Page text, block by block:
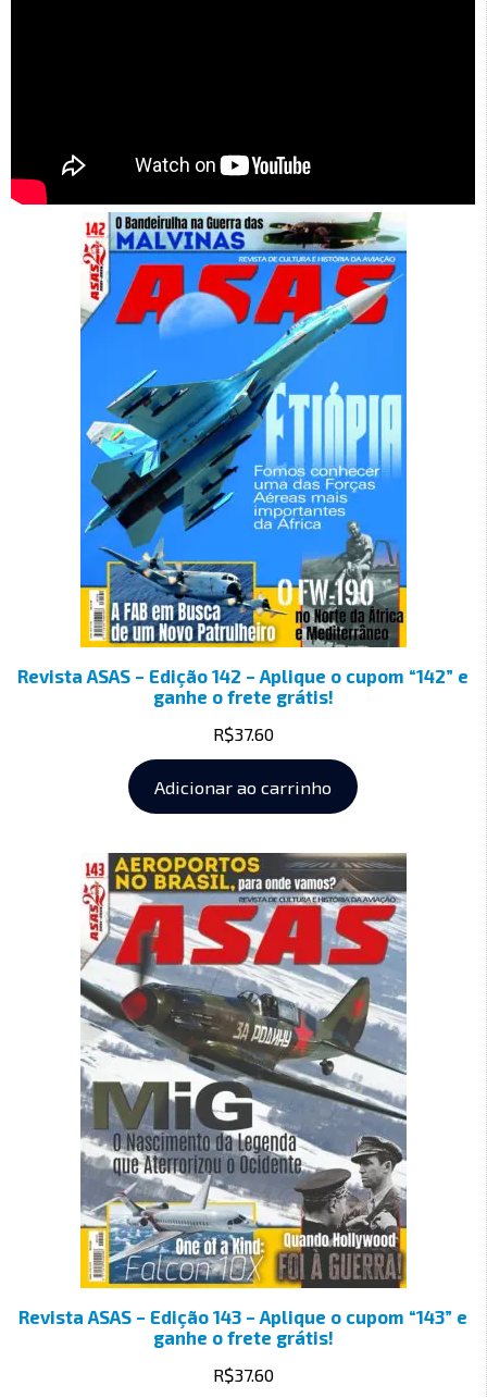
Revista ASAS – Edição 142 – Aplique o cupom “142” e
ganhe o frete grátis!
R$37.60
Adicionar ao carrinho
Revista ASAS – Edição 143 – Aplique o cupom “143” e
ganhe o frete grátis!
R$37.60